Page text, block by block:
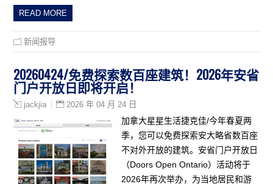
READ MORE
新闻报导
20260424/免费探索数百座建筑！2026年安省
门户开放日即将开启！
jackjia 2026 年 04 月 24 日
加拿大星星生活捷克佳/今年春夏两
季，您可以免费探索安大略省数百座
不对外开放的建筑。安省门户开放日
（Doors Open Ontario）活动将于
2026年再次举办，为当地居民和游